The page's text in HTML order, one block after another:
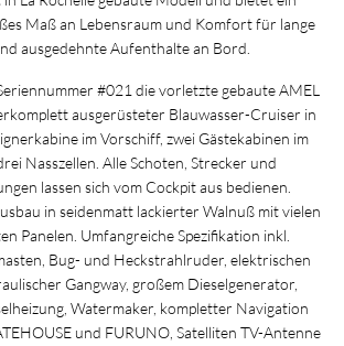
Maß an Lebensraum und Komfort für lange
ausgedehnte Aufenthalte an Bord.
#021 die vorletzte gebaute AMEL
ausgerüsteter Blauwasser-Cruiser in
im Vorschiff, zwei Gästekabinen im
Nasszellen. Alle Schoten, Strecker und
lassen sich vom Cockpit aus bedienen.
in seidenmatt lackierter Walnuß mit vielen
Panelen. Umfangreiche Spezifikation inkl.
Bug- und Heckstrahlruder, elektrischen
Gangway, großem Dieselgenerator,
Watermaker, kompletter Navigation
und FURUNO, Satelliten TV-Antenne